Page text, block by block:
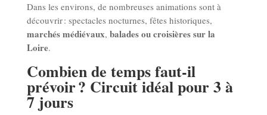
Dans les environs, de nombreuses animations sont à
découvrir : spectacles nocturnes, fêtes historiques,
marchés médiévaux, balades ou croisières sur la
Loire.
Combien de temps faut-il
prévoir ? Circuit idéal pour 3 à
7 jours